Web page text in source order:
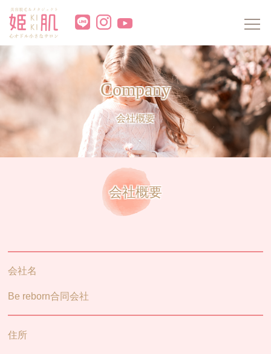
Members お姫様会員ページ
About kiki 姫肌（キキ）について
Beginner 初めての方へ
Metaject Price メタジェクト料金表
Campaign
Voice
Company
会社概要
会社概要
会社名
Be reborn合同会社
住所